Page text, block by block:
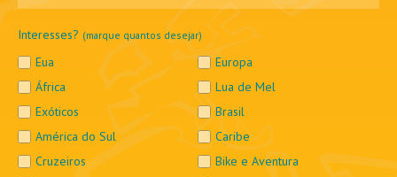
Interesses? (marque quantos desejar)
Eua
Europa
África
Lua de Mel
Exóticos
Brasil
América do Sul
Caribe
Cruzeiros
Bike e Aventura